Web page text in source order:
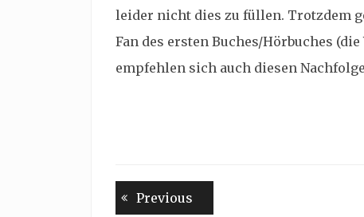
leider nicht dies zu füllen. Trotzdem
Fan des ersten Buches/Hörbuches
empfehlen sich auch diesen
Beitragsnavigation
Previous